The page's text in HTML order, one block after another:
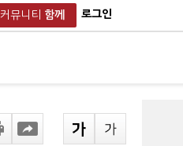
커뮤니티 함께 로그인